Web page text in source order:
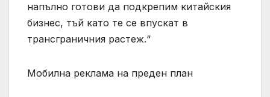
напълно готови да подкрепим китайския
бизнес, тъй като те се впускат в
трансграничния растеж.“
Мобилна реклама на преден план